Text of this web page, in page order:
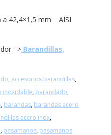
42,4×1,5 mm AISI
–> Barandillas,
, accesorios barandillas,
inoxidable, barandado,
, barandas, barandas acero
acero inox,
, pasamanos, pasamanos